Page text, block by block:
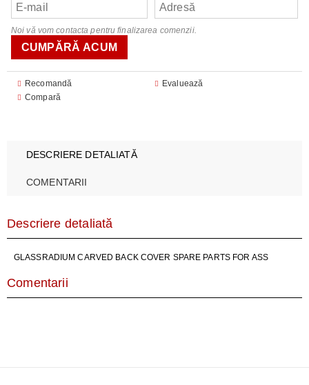
Noi vă vom contacta pentru finalizarea comenzii.
Recomandă
Evaluează
Compară
DESCRIERE DETALIATĂ
COMENTARII
Descriere detaliată
GLASSRADIUM CARVED BACK COVER SPARE PARTS FOR ASS
Comentarii